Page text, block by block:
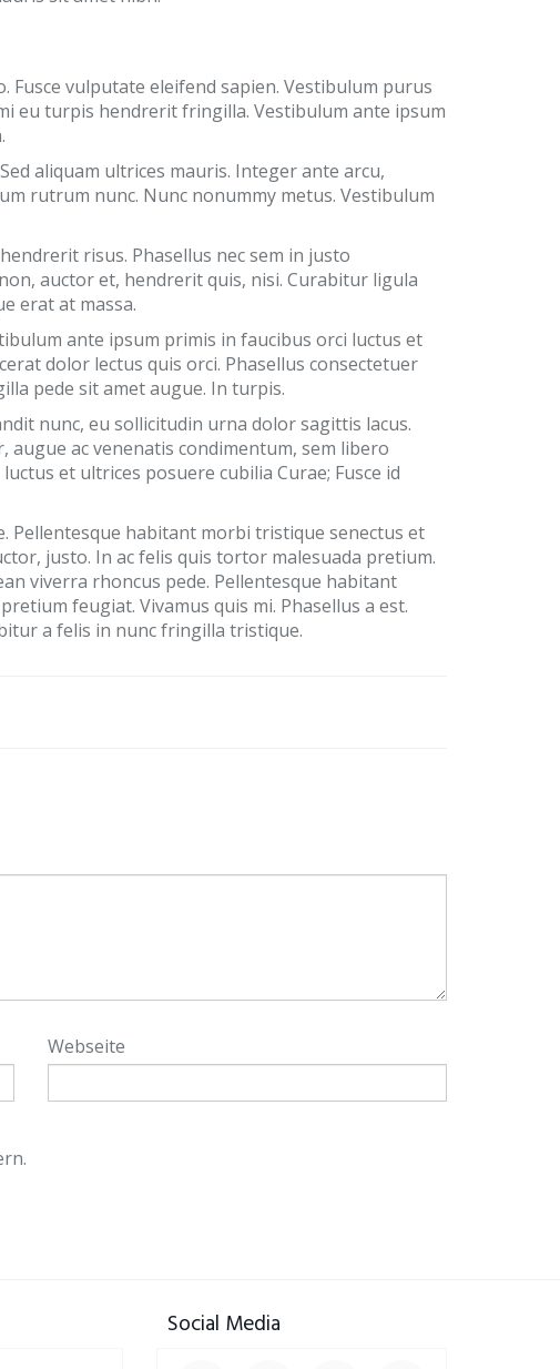
Fusce vulputate eleifend sapien. Vestibulum purus
eu turpis hendrerit fringilla. Vestibulum ante ipsum
aliquam ultrices mauris. Integer ante arcu,
rutrum nunc. Nunc nonummy metus. Vestibulum
risus. Phasellus nec sem in justo
auctor et, hendrerit quis, nisi. Curabitur ligula
erat at massa.
ante ipsum primis in faucibus orci luctus et
dolor lectus quis orci. Phasellus consectetuer
pede sit amet augue. In turpis.
nunc, eu sollicitudin urna dolor sagittis lacus.
ac venenatis condimentum, sem libero
et ultrices posuere cubilia Curae; Fusce id
Pellentesque habitant morbi tristique senectus et
justo. In ac felis quis tortor malesuada pretium.
viverra rhoncus pede. Pellentesque habitant
feugiat. Vivamus quis mi. Phasellus a est.
a felis in nunc fringilla tristique.
Webseite
Social Media